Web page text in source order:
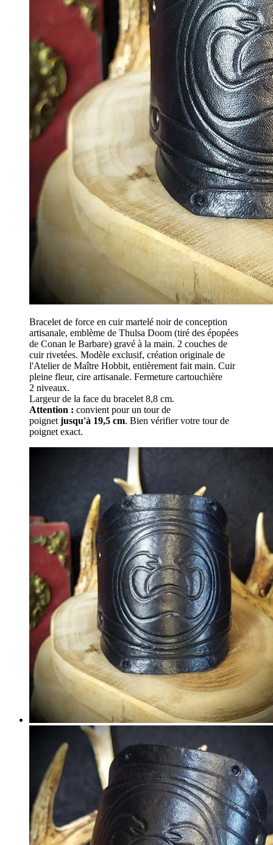
Bracelet de force en cuir martelé noir de conception
artisanale, emblème de Thulsa Doom (tiré des épopées
de Conan le Barbare) gravé à la main. 2 couches de
cuir rivetées. Modèle exclusif, création originale de
l'Atelier de Maître Hobbit, entièrement fait main. Cuir
pleine fleur, cire artisanale. Fermeture cartouchière
2 niveaux.
Largeur de la face du bracelet 8,8 cm.
Attention : convient pour un tour de
poignet jusqu'à 19,5 cm. Bien vérifier votre tour de
poignet exact.